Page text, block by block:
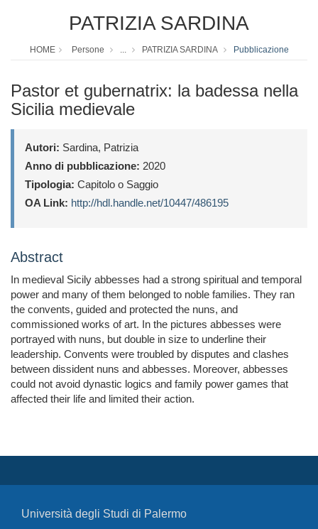
PATRIZIA SARDINA
HOME Persone ... PATRIZIA SARDINA Pubblicazione
Pastor et gubernatrix: la badessa nella
Sicilia medievale
Autori: Sardina, Patrizia
Anno di pubblicazione: 2020
Tipologia: Capitolo o Saggio
OA Link: http://hdl.handle.net/10447/486195
Abstract
In medieval Sicily abbesses had a strong spiritual and temporal
power and many of them belonged to noble families. They ran
the convents, guided and protected the nuns, and
commissioned works of art. In the pictures abbesses were
portrayed with nuns, but double in size to underline their
leadership. Convents were troubled by disputes and clashes
between dissident nuns and abbesses. Moreover, abbesses
could not avoid dynastic logics and family power games that
affected their life and limited their action.
Università degli Studi di Palermo